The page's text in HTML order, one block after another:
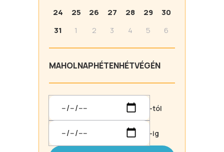
24
25 26 27 28 29
30
31
1 2 3 4 5 6
MAHOLNAPHÉTENHÉTVÉGÉN
-tól
-ig